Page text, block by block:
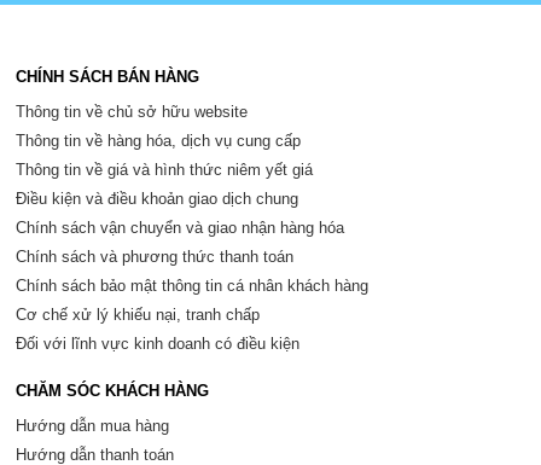
CHÍNH SÁCH BÁN HÀNG
Thông tin về chủ sở hữu website
Thông tin về hàng hóa, dịch vụ cung cấp
Thông tin về giá và hình thức niêm yết giá
Điều kiện và điều khoản giao dịch chung
Chính sách vận chuyển và giao nhận hàng hóa
Chính sách và phương thức thanh toán
Chính sách bảo mật thông tin cá nhân khách hàng
Cơ chế xử lý khiếu nại, tranh chấp
Đối với lĩnh vực kinh doanh có điều kiện
CHĂM SÓC KHÁCH HÀNG
Hướng dẫn mua hàng
Hướng dẫn thanh toán